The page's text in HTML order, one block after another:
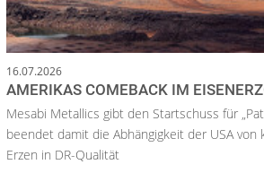
16.07.2026
AMERIKAS COMEBACK IM
Mesabi Metallics gibt den Startschuss für
beendet damit die Abhängigkeit der USA von
Erzen in DR-Qualität